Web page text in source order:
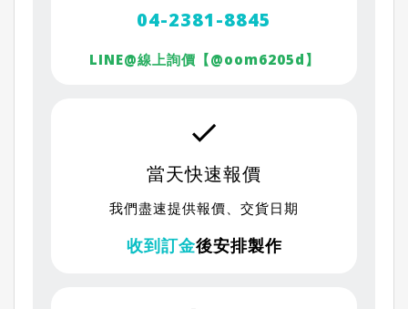
04-2381-8845
LINE@線上詢價【@oom6205d 】
當天快速報價
我們盡速提供報價、交貨日期
收到訂金後安排製作